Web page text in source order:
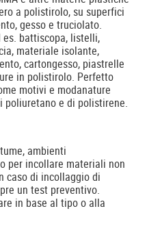
a polistirolo, su superfici
gesso e truciolato.
battiscopa, listelli,
materiale isolante,
cartongesso, piastrelle
in polistirolo. Perfetto
motivi e modanature
poliuretano e di polistirene.
ambienti
per incollare materiali non
caso di incollaggio di
un test preventivo.
in base al tipo o alla